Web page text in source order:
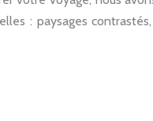
: paysages